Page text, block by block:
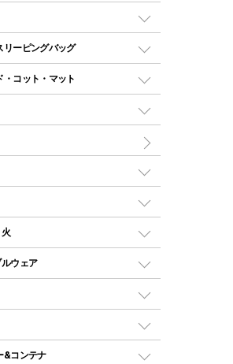
ルテント
クタタープ）
リーピングバッグ
（封筒型）シュラフ
コット・マット
ド・コット
マット
ル
ター
ロ、グリル
ースタイル）グリル
グリル
ウェア
カー
&コンテナ